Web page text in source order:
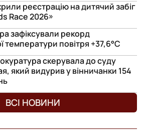
реєстрацію на дитячий забіг
Race 2026»
зафіксували рекорд
температури повітря +37,6°С
скерувала до суду
який видурив у вінничанки 154
ВСІ НОВИНИ